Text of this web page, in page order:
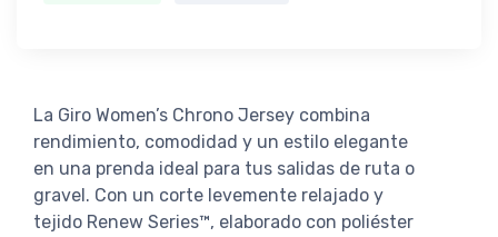
La Giro Women’s Chrono Jersey combina
rendimiento, comodidad y un estilo elegante
en una prenda ideal para tus salidas de ruta o
gravel. Con un corte levemente relajado y
tejido Renew Series™, elaborado con poliéster